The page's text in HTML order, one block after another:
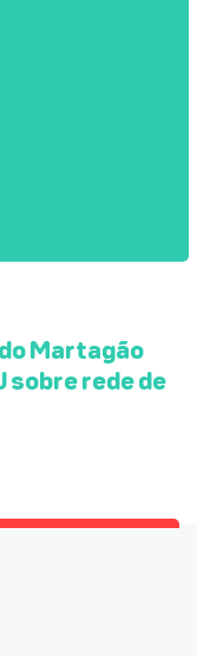
Martagão
sobre rede de